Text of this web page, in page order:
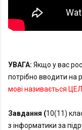
УВАГА: Якщо у вас
потрібно вводити на
мові називається
Завдання (10(11)
з інформатики за